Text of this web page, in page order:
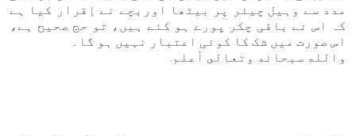
مدد سے وہیل چیئر پر بیٹھا اوربچے نے إقرار کیا ہے
کہ اس نے باقی چکر پورے ہو کئے ہیں، تو حج صحیح ہے،
اس صورت میں شک کا کوئی اعتبار نہیں ہو گا۔
والله سبحانه وتعالى أعلم.